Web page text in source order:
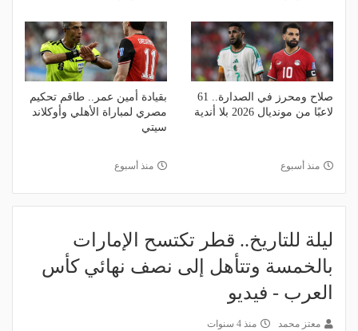
صلاح ومحرز في الصدارة.. 61
لاعبًا من مونديال 2026 بلا أندية
منذ أسبوع
بقيادة أمين عمر.. طاقم تحكيم
مصري لمباراة الأهلي وأوكلاند
سيتي
منذ أسبوع
ليلة للتاريخ.. قطر تكتسح الإمارات
بالخمسة وتتأهل إلى نصف نهائي كأس
العرب - فيديو
معتز محمد منذ 4 سنوات